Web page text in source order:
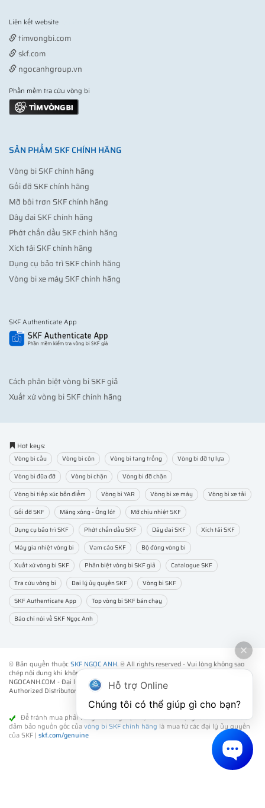
Liên kết website
timvongbi.com
skf.com
ngocanhgroup.vn
Phần mềm tra cứu vòng bi
SẢN PHẨM SKF CHÍNH HÃNG
Vòng bi SKF chính hãng
Gối đỡ SKF chính hãng
Mỡ bôi trơn SKF chính hãng
Dây đai SKF chính hãng
Phớt chắn dầu SKF chính hãng
Xích tải SKF chính hãng
Dụng cụ bảo trì SKF chính hãng
Vòng bi xe máy SKF chính hãng
SKF Authenticate App
Cách phân biệt vòng bi SKF giả
Xuất xứ vòng bi SKF chính hãng
Hot keys:
Vòng bi cầu Vòng bi côn Vòng bi tang trống
Vòng bi đỡ tự lựa
Vòng bi đũa đỡ
Vòng bi chặn
Vòng bi đỡ chặn
Vòng bi tiếp xúc bốn điểm
Vòng bi YAR Vòng bi xe máy
Vòng bi xe tải
Gối đỡ SKF
Măng xông - Ống lót
Mỡ chịu nhiệt SKF
Dụng cụ bảo trì SKF
Phớt chắn dầu SKF Dây đai SKF
Xích tải SKF
Máy gia nhiệt vòng bi
Vam cảo SKF
Bộ đóng vòng bi
Xuất xứ vòng bi SKF
Phân biệt vòng bi SKF giả
Catalogue SKF
Tra cứu vòng bi
Đại lý ủy quyền SKF
Vòng bi SKF
SKF Authenticate App
Top vòng bi SKF bán chạy
Báo chí nói về SKF Ngọc Anh
© Bản quyền thuộcSKF NGỌC ANH. ® All rights reserved - Vui lòng không sao
chép nội dung khi không được sự đồng ý của chúng tôi.
NGOCANH.COM - Đại lý ủy quyền vòng bi bạc đạn SKF chính hãng -
Authorized Distributor - Phân phối các sản phẩm SKF chính hãng tại Việt Nam.
Để tránh mua phải vòng bi SKF giả (fake) kém chất lượng. Cách tốt nhất để
đảm bảo nguồn gốc củavòng bi SKF chính hãng là mua từ các đại lý ủy quyền
của SKF | skf.com/genuine
Hỗ trợ Online
Chúng tôi có thể giúp gì cho bạn?